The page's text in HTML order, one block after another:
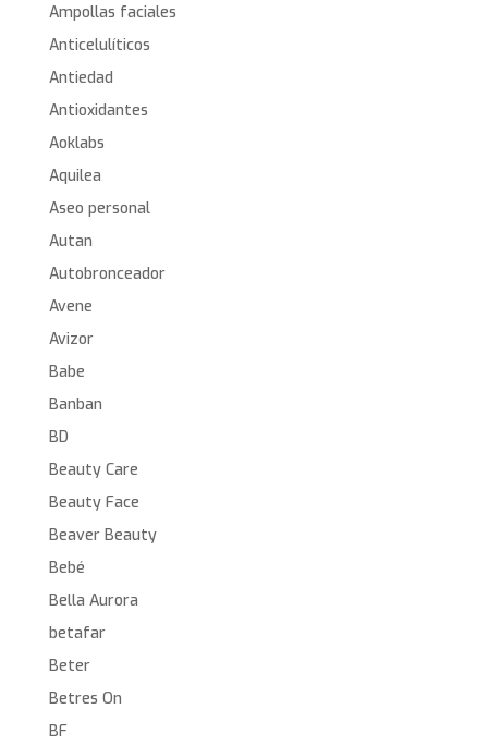
Ampollas faciales
Anticelulíticos
Antiedad
Antioxidantes
Aoklabs
Aquilea
Aseo personal
Autan
Autobronceador
Avene
Avizor
Babe
Banban
BD
Beauty Care
Beauty Face
Beaver Beauty
Bebé
Bella Aurora
betafar
Beter
Betres On
BF